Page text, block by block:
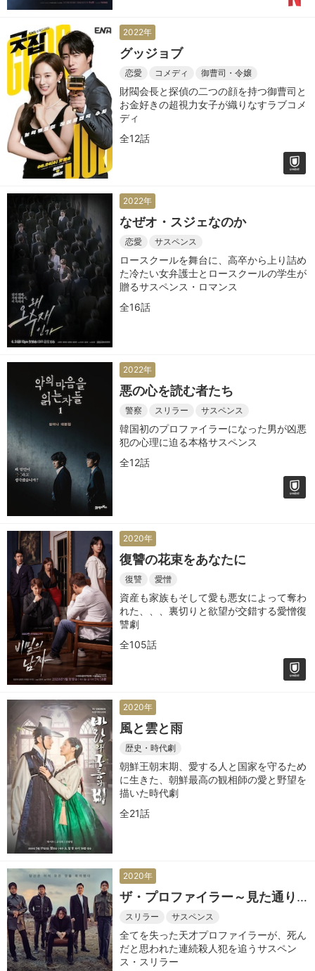
2022年
グッジョブ
恋愛 コメディ 御曹司・令嬢
財閥会長と探偵の二つの顔を持つ御曹司と
お金好きの超視力女子が織りなすラブコメ
ディ
全12話
2022年
なぜオ・スジェなのか
恋愛 サスペンス
ロースクールを舞台に、高卒から上り詰め
た冷たい女弁護士とロースクールの学生が
贈るサスペンス・ロマンス
全16話
2022年
悪の心を読む者たち
警察 スリラー サスペンス
韓国初のプロファイラーになった男が凶悪
犯の心理に迫る本格サスペンス
全12話
2020年
復讐の花束をあなたに
復讐 愛憎
資産も家族もそして愛も悪女によって奪わ
れた、、、裏切りと欲望が交錯する愛憎復
讐劇
全105話
2020年
風と雲と雨
歴史・時代劇
朝鮮王朝末期、愛する人と国家を守るため
に生きた、朝鮮最高の観相師の愛と野望を
描いた時代劇
全21話
2020年
ザ・プロファイラー～見た通り
に話せ～
スリラー サスペンス
全てを失った天才プロファイラーが、死ん
だと思われた連続殺人犯を追うサスペン
ス・スリラー